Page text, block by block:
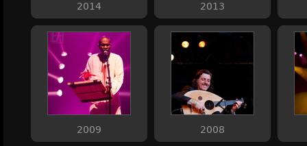
2014 2013
2009 2008